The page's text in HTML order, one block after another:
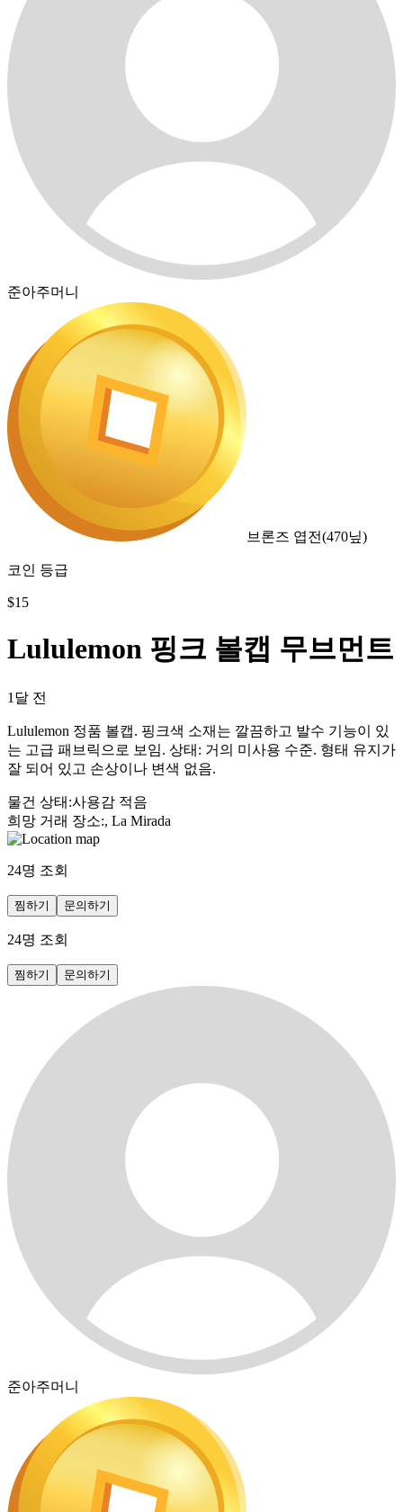
준아주머니
브론즈 엽전(470닢)
코인 등급
$15
Lululemon 핑크 볼캡 무브먼트
1달 전
Lululemon 정품 볼캡. 핑크색 소재는 깔끔하고 발수 기능이 있
는 고급 패브릭으로 보임. 상태: 거의 미사용 수준. 형태 유지가
잘 되어 있고 손상이나 변색 없음.
물건 상태 :사용감 적음
희망 거래 장소:, La Mirada
24명 조회
찜하기 문의하기
24명 조회
찜하기 문의하기
준아주머니